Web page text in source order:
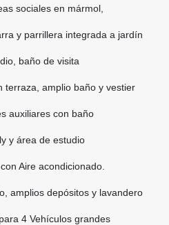
sociales en mármol,
y parrillera integrada a jardín
baño de visita
terraza, amplio baño y vestier
auxiliares con baño
y área de estudio
Aire acondicionado.
amplios depósitos y lavandero
4 Vehículos grandes